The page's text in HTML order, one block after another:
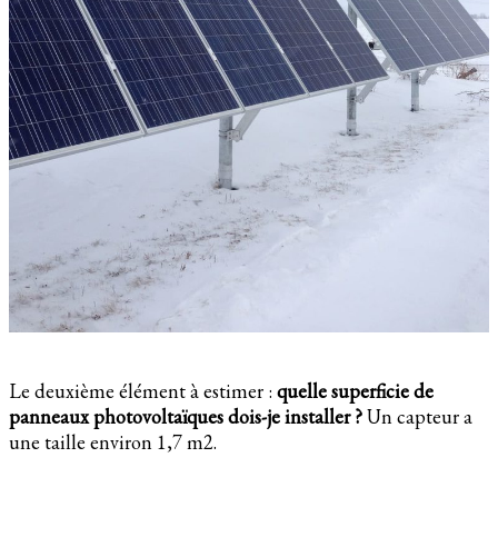
Le deuxième élément à estimer : quelle superficie de
panneaux photovoltaïques dois-je installer ?Un capteur a
une taille environ 1,7 m2.